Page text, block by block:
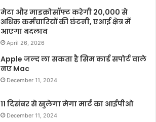
मेटा और माइक्रोसॉफ्ट करेगी 20,000 से
अधिक कर्मचारियों की छंटनी, एआई क्षेत्र में
आएगा बदलाव
April 26, 2026
Apple जल्द ला सकता है सिम कार्ड सपोर्ट वाले
नए Mac
December 11, 2024
11 दिसंबर से खुलेगा मेगा मार्ट का आईपीओ
December 11, 2024